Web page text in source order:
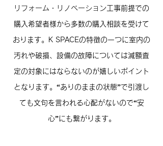
​リフォーム・リノベーション工事前提での
購入希望者様から多数の購入相談を受けて
おります。K SPACEの特徴の一つに室内の
汚れや破損、設備の故障については減額査
定の対象にはならないのが嬉しいポイント
となります。“ありのままの状態”で引渡し
ても文句を言われる心配がないので“安
心”にも繋がります。